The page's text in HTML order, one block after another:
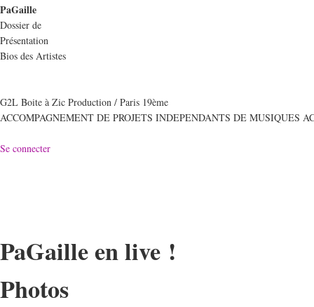
PaGaille
Dossier de
Présentation
Bios des Artistes
G2L Boite à Zic Production / Paris 19ème
ACCOMPAGNEMENT DE PROJETS INDEPENDANTS DE MUSIQUES
Se connecter
PaGaille en live !
Photos